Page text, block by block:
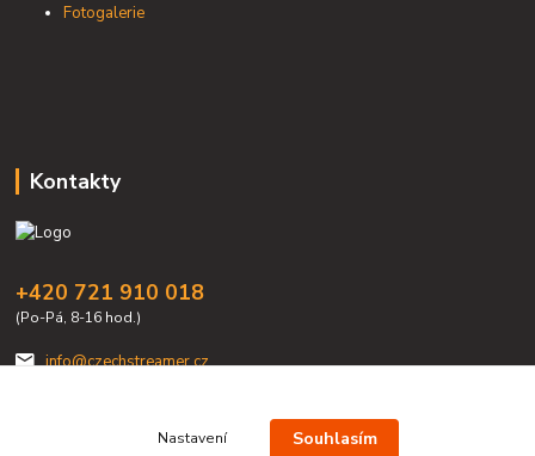
Fotogalerie
Kontakty
+420 721 910 018
(Po-Pá, 8-16 hod.)
info@czechstreamer.cz
Nastavení Souhlasím